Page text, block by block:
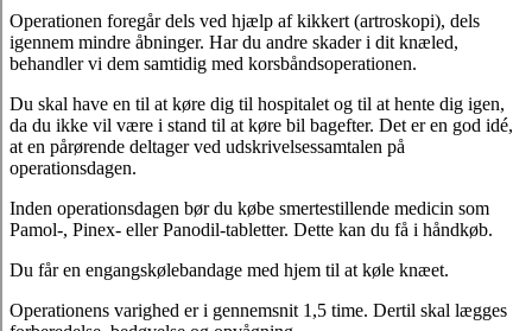
Operationen foregår dels ved hjælp af kikkert (artroskopi), dels
igennem mindre åbninger. Har du andre skader i dit knæled,
behandler vi dem samtidig med korsbåndsoperationen.
Du skal have en til at køre dig til hospitalet og til at hente dig igen,
da du ikke vil være i stand til at køre bil bagefter. Det er en god idé,
at en pårørende deltager ved udskrivelsessamtalen på
operationsdagen.
Inden operationsdagen bør du købe smertestillende medicin som
Pamol-, Pinex- eller Panodil-tabletter. Dette kan du få i håndkøb.
Du får en engangskølebandage med hjem til at køle knæet.
Operationens varighed er i gennemsnit 1,5 time. Dertil skal lægges